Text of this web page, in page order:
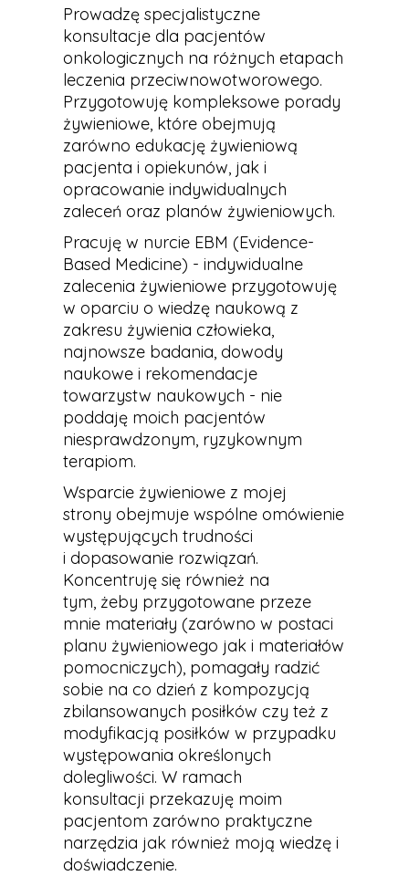
Prowadzę specjalistyczne
konsultacje dla pacjentów
onkologicznych na różnych etapach
leczenia przeciwnowotworowego.
Przygotowuję kompleksowe porady
żywieniowe, które obejmują
zarówno edukację żywieniową
pacjenta i opiekunów, jak i
opracowanie indywidualnych
zaleceń oraz planów żywieniowych.
Pracuję w nurcie EBM (Evidence-
Based Medicine) - indywidualne
zalecenia żywieniowe przygotowuję
w oparciu o wiedzę naukową z
zakresu żywienia człowieka,
najnowsze badania, dowody
naukowe i rekomendacje
towarzystw naukowych - nie
poddaję moich pacjentów
niesprawdzonym, ryzykownym
terapiom.
Wsparcie żywieniowe z mojej
strony obejmuje wspólne omówienie
występujących trudności
i dopasowanie rozwiązań.
Koncentruję się również na
tym, żeby przygotowane przeze
mnie materiały (zarówno w postaci
planu żywieniowego jak i materiałów
pomocniczych), pomagały radzić
sobie na co dzień z kompozycją
zbilansowanych posiłków czy też z
modyfikacją posiłków w przypadku
występowania określonych
dolegliwości. W ramach
konsultacji przekazuję moim
pacjentom zarówno praktyczne
narzędzia jak również moją wiedzę i
doświadczenie.